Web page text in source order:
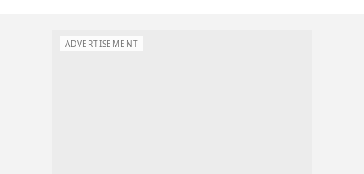
ADVERTISEMENT